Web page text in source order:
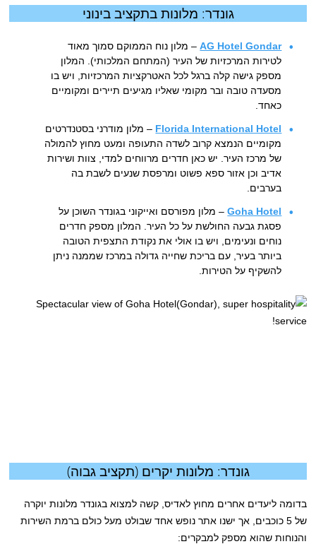
גונדר: מלונות בתקציב בינוני
AG Hotel Gondar– מלון נוח הממוקם סמוך מאוד
לטירות המרכזיות של העיר (המתחם המלכותי). המלון
מספק גישה קלה ברגל לכל האטרקציות המרכזיות, ויש בו
מסעדה טובה ובר מקומי שאליו מגיעים תיירים ומקומיים
כאחד.
Florida International Hotel – מלון מודרני בסטנדרטים
מקומיים הנמצא קרוב לשדה התעופה ומעט מחוץ להמולה
של מרכז העיר. יש כאן חדרים מרווחים למדי, צוות ושירות
אדיב וכן אזור ספא פשוט ומרפסת שנעים לשבת בה
בערבים.
Goha Hotel– מלון מפורסם ואייקוני בגונדר השוכן על
פסגת גבעה החולשת על כל העיר. המלון מספק חדרים
נוחים ונעימים, ויש בו אולי את נקודת התצפית הטובה
ביותר בעיר, עם בריכת שחייה גדולה במרכז שממנה ניתן
להשקיף על הטירות.
גונדר: מלונות יקרים (תקציב גבוה)
בדומה ליעדים אחרים מחוץ לאדיס, קשה למצוא בגונדר מלונות יוקרה
של 5 כוכבים, אך ישנו אתר נופש אחד שבולט מעל כולם ברמת השירות
והנוחות שהוא מספק למבקרים: